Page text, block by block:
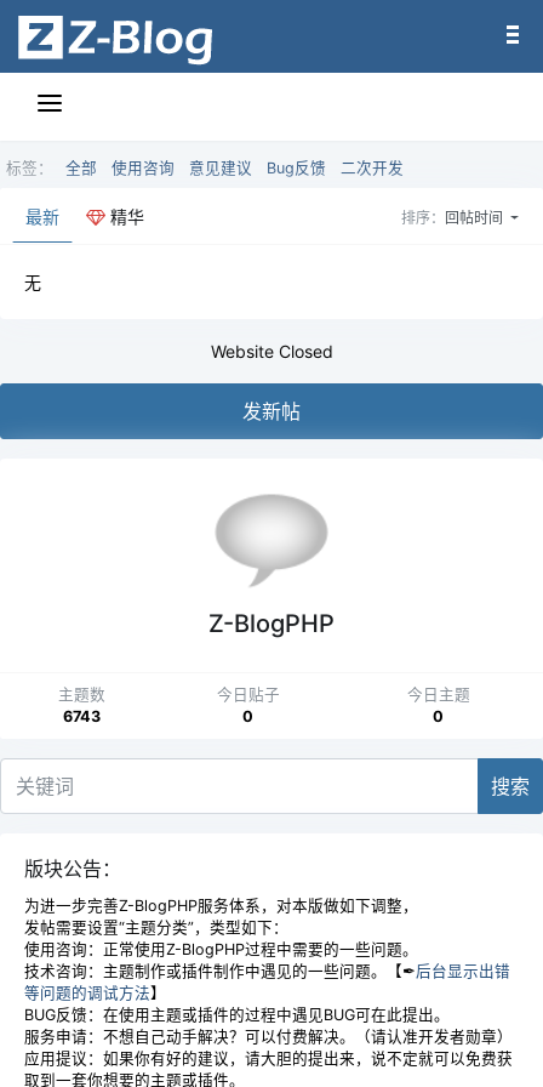
标签： 全部 使用咨询 意见建议 Bug反馈 二次开发
最新 精华 排序： 回帖时间
无
Website Closed
发新帖
Z-BlogPHP
主题数
6743
今日贴子
0
今日主题
0
搜索
版块公告：
为进一步完善Z-BlogPHP服务体系，对本版做如下调整，
发帖需要设置“主题分类”，类型如下：
使用咨询：正常使用Z-BlogPHP过程中需要的一些问题。
技术咨询：主题制作或插件制作中遇见的一些问题。【✒后台显示出错
等问题的调试方法】
BUG反馈：在使用主题或插件的过程中遇见BUG可在此提出。
服务申请：不想自己动手解决？可以付费解决。（请认准开发者勋章）
应用提议：如果你有好的建议，请大胆的提出来，说不定就可以免费获
取到一套你想要的主题或插件。